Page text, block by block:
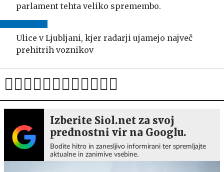
parlament tehta veliko spremembo.
Ulice v Ljubljani, kjer radarji ujamejo največ
prehitrih voznikov
Izberite Siol.net za svoj
prednostni vir na Googlu.
Bodite hitro in zanesljivo informirani ter spremljajte
aktualne in zanimive vsebine.